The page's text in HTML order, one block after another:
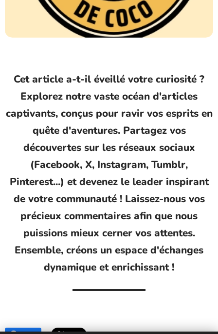
Cet article a-t-il éveillé votre curiosité ?
Explorez notre vaste océan d'articles
captivants, conçus pour ravir vos esprits en
quête d'aventures. Partagez vos
découvertes sur les réseaux sociaux
(Facebook, X, Instagram, Tumblr,
Pinterest...) et devenez le leader inspirant
de votre communauté ! Laissez-nous vos
précieux commentaires afin que nous
puissions mieux cerner vos attentes.
Ensemble, créons un espace d'échanges
dynamique et enrichissant !